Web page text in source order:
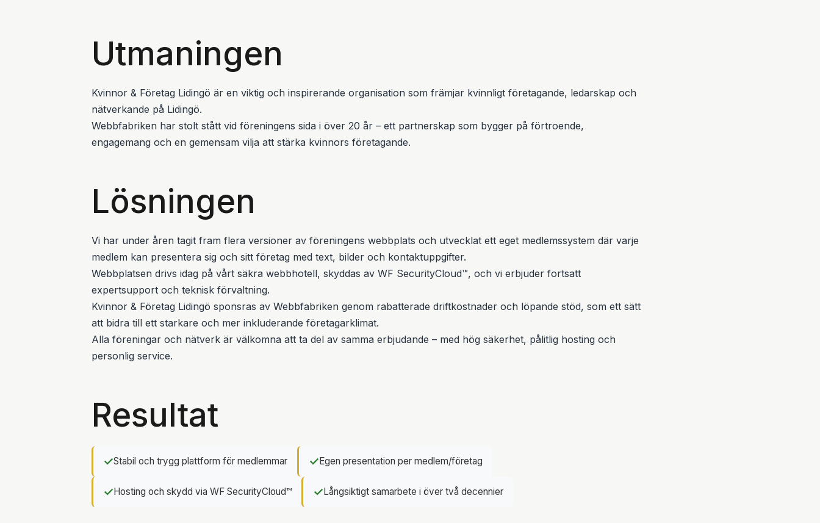
Utmaningen
Kvinnor & Företag Lidingö är en viktig och inspirerande organisation som främjar kvinnligt företagande, ledarskap och
nätverkande på Lidingö.
Webbfabriken har stolt stått vid föreningens sida i över 20 år – ett partnerskap som bygger på förtroende,
engagemang och en gemensam vilja att stärka kvinnors företagande.
Lösningen
Vi har under åren tagit fram flera versioner av föreningens webbplats och utvecklat ett eget medlemssystem där varje
medlem kan presentera sig och sitt företag med text, bilder och kontaktuppgifter.
Webbplatsen drivs idag på vårt säkra webbhotell, skyddas av WF SecurityCloud™, och vi erbjuder fortsatt
expertsupport och teknisk förvaltning.
Kvinnor & Företag Lidingö sponsras av Webbfabriken genom rabatterade driftkostnader och löpande stöd, som ett sätt
att bidra till ett starkare och mer inkluderande företagarklimat.
Alla föreningar och nätverk är välkomna att ta del av samma erbjudande – med hög säkerhet, pålitlig hosting och
personlig service.
Resultat
✓Stabil och trygg plattform för medlemmar ✓Egen presentation per medlem/företag
✓Hosting och skydd via WF SecurityCloud™ ✓Långsiktigt samarbete i över två decennier